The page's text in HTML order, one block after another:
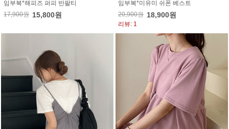
임부복*해피즈 퍼피 반팔티
17,900원 15,800원
임부복*미유미 쉬폰 베스트
20,900원 18,900원
리뷰: 1